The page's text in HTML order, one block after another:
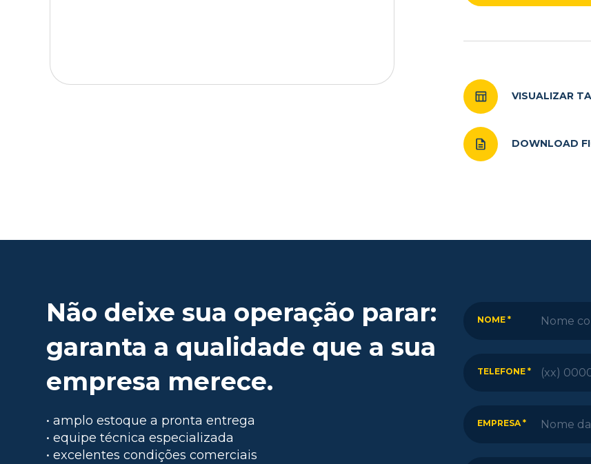
VISUALIZAR
DOWNLOAD
Não deixe sua operação parar:
garanta a qualidade que a sua
empresa merece.
• amplo estoque a pronta entrega
• equipe técnica especializada
• excelentes condições comerciais
NOME *
TELEFONE *
EMPRESA *